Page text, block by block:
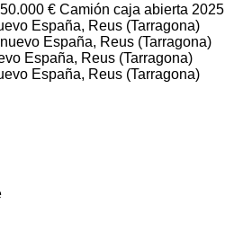
€ Camión caja abierta 2025
España, Reus (Tarragona)
nuevo España, Reus (Tarragona)
España, Reus (Tarragona)
España, Reus (Tarragona)